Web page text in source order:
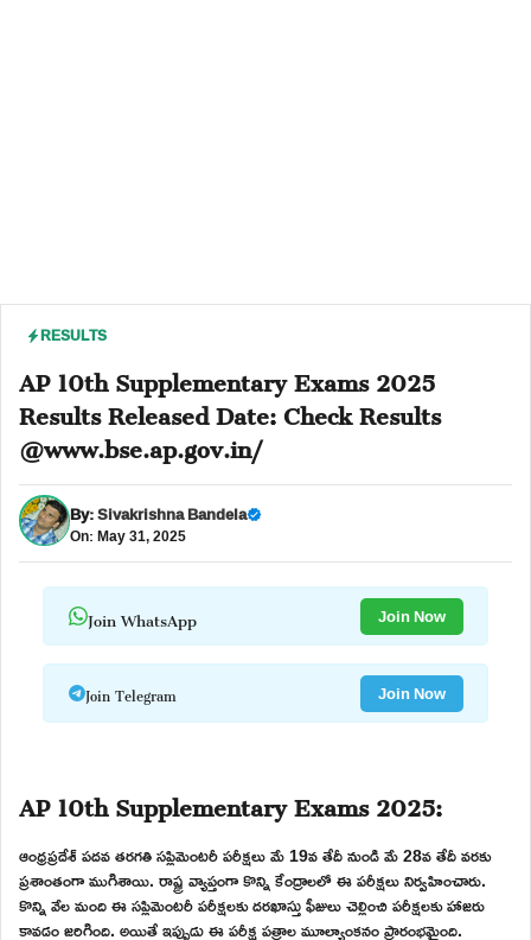
RESULTS
AP 10th Supplementary Exams 2025
Results Released Date: Check Results
@www.bse.ap.gov.in/
By:Sivakrishna Bandela
On: May 31, 2025
Join WhatsApp Join Now
Join Telegram Join Now
AP 10th Supplementary Exams 2025:
ఆంధ్రప్రదేశ్ పదవ తరగతి సప్లిమెంటరీ పరీక్షలు మే 19వ తేదీ నుండి మే 28వ తేదీ వరకు
ప్రశాంతంగా ముగిశాయి. రాష్ట్ర వ్యాప్తంగా కొన్ని కేంద్రాలలో ఈ పరీక్షలు నిర్వహించారు.
కొన్ని వేల మంది ఈ సప్లిమెంటరీ పరీక్షలకు దరఖాస్తు ఫీజులు చెల్లించి పరీక్షలకు హాజరు
కావడం జరిగింది. అయితే ఇప్పుడు ఈ పరీక్ష పత్రాల మూల్యాంకనం ప్రారంభమైంది.